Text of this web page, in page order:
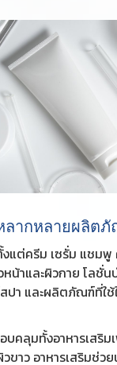
ลากหลายผลิต
แต่ครีม เซรั่ม แชมพู
น้าและผิวกาย โลชั่น
า และผลิตภัณฑ์ที่ใช้
บคลุมทั้งอาหารเสริ
ขาว อาหารเสริมช่